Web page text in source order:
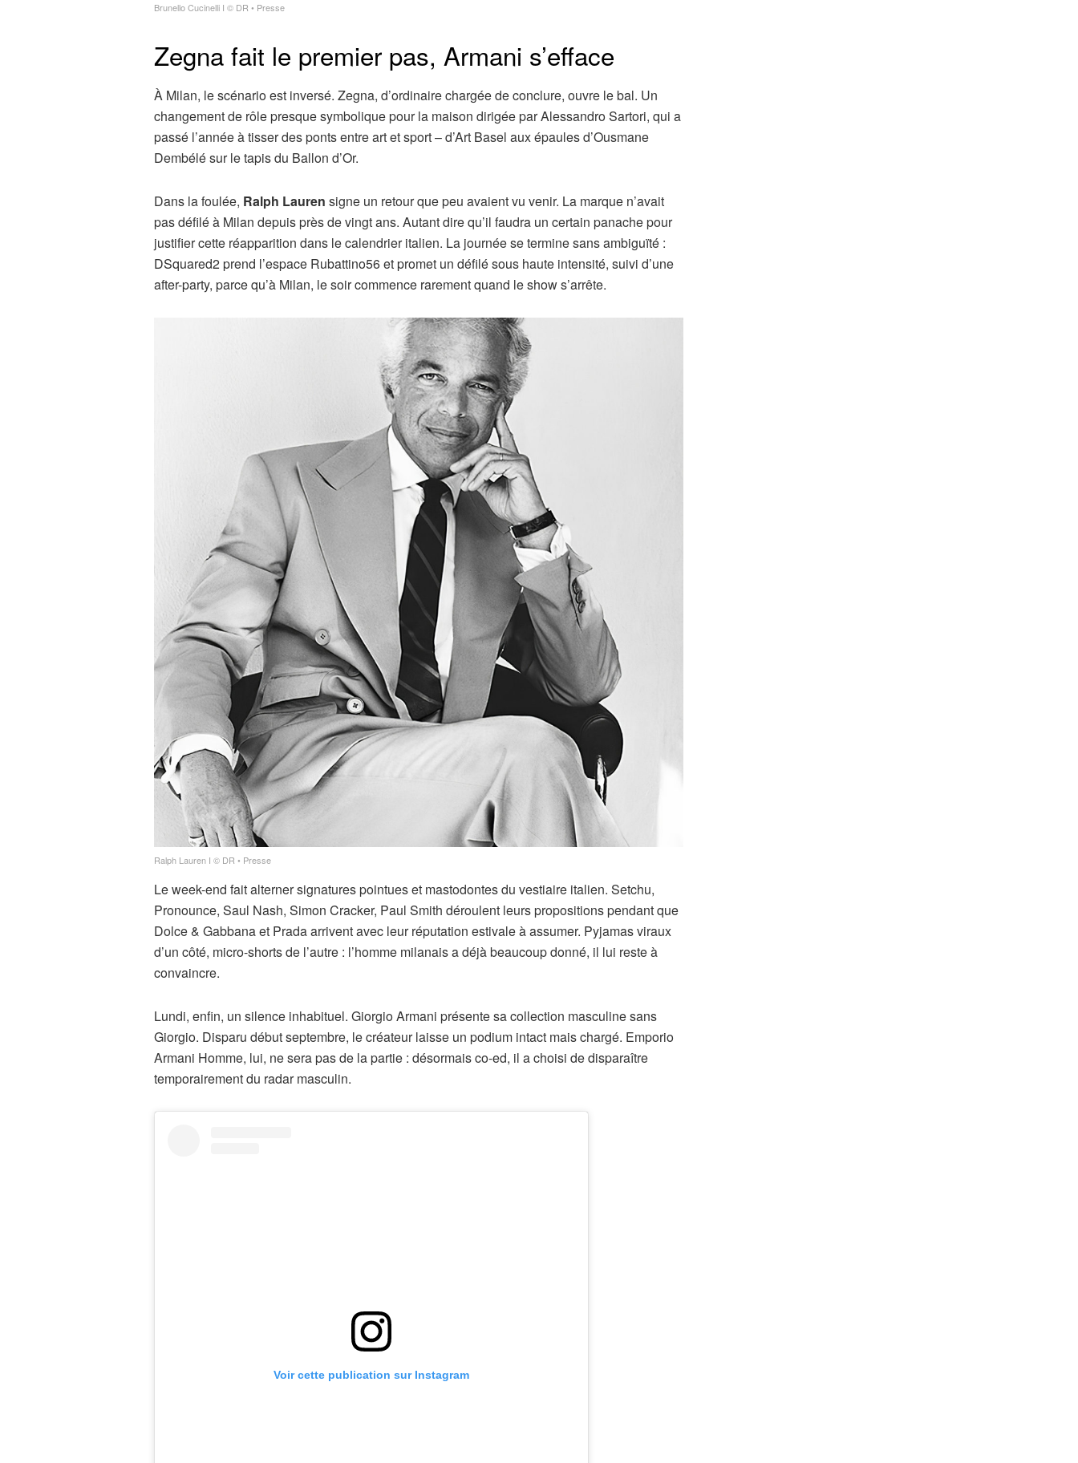
Brunello Cucinelli I © DR • Presse
Zegna fait le premier pas, Armani s’efface
À Milan, le scénario est inversé. Zegna, d’ordinaire chargée de conclure, ouvre le bal. Un
changement de rôle presque symbolique pour la maison dirigée par Alessandro Sartori, qui a
passé l’année à tisser des ponts entre art et sport – d’Art Basel aux épaules d’Ousmane
Dembélé sur le tapis du Ballon d’Or.
Dans la foulée, Ralph Lauren signe un retour que peu avaient vu venir. La marque n’avait
pas défilé à Milan depuis près de vingt ans. Autant dire qu’il faudra un certain panache pour
justifier cette réapparition dans le calendrier italien. La journée se termine sans ambiguïté :
DSquared2 prend l’espace Rubattino56 et promet un défilé sous haute intensité, suivi d’une
after-party, parce qu’à Milan, le soir commence rarement quand le show s’arrête.
Ralph Lauren I © DR • Presse
Le week-end fait alterner signatures pointues et mastodontes du vestiaire italien. Setchu,
Pronounce, Saul Nash, Simon Cracker, Paul Smith déroulent leurs propositions pendant que
Dolce & Gabbana et Prada arrivent avec leur réputation estivale à assumer. Pyjamas viraux
d’un côté, micro-shorts de l’autre : l’homme milanais a déjà beaucoup donné, il lui reste à
convaincre.
Lundi, enfin, un silence inhabituel. Giorgio Armani présente sa collection masculine sans
Giorgio. Disparu début septembre, le créateur laisse un podium intact mais chargé. Emporio
Armani Homme, lui, ne sera pas de la partie : désormais co-ed, il a choisi de disparaître
temporairement du radar masculin.
Voir cette publication sur Instagram